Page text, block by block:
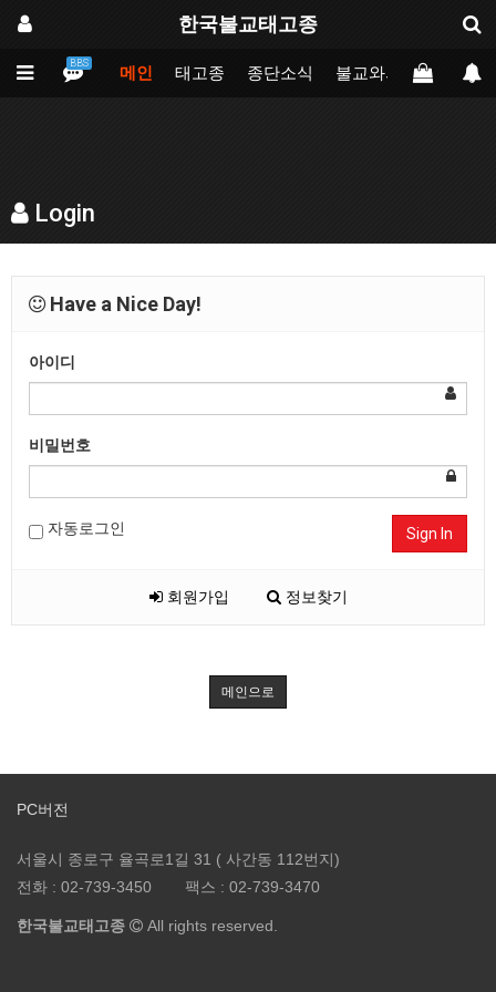
한국불교태고종
BBS
메인 태고종 종단소식 불교와의만남 업
Login
Have a Nice Day!
아이디
비밀번호
자동로그인 Sign In
회원가입 정보찾기
메인으로
PC버전
서울시 종로구 율곡로1길 31 ( 사간동 112번지)
전화 : 02-739-3450 팩스 : 02-739-3470
한국불교태고종 All rights reserved.